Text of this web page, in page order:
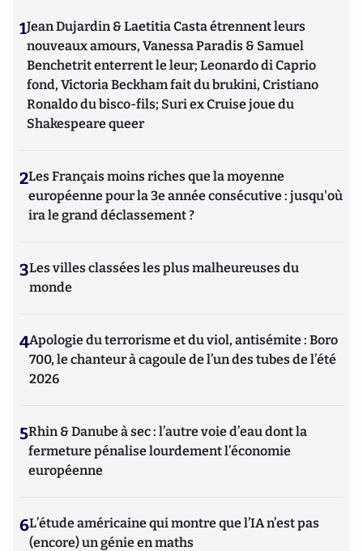
1Jean Dujardin & Laetitia Casta étrennent leurs
nouveaux amours, Vanessa Paradis & Samuel
Benchetrit enterrent le leur; Leonardo di Caprio
fond, Victoria Beckham fait du brukini, Cristiano
Ronaldo du bisco-fils; Suri ex Cruise joue du
Shakespeare queer
2Les Français moins riches que la moyenne
européenne pour la 3e année consécutive : jusqu'où
ira le grand déclassement ?
3Les villes classées les plus malheureuses du
monde
4Apologie du terrorisme et du viol, antisémite : Boro
700, le chanteur à cagoule de l’un des tubes de l’été
2026
5Rhin & Danube à sec : l’autre voie d’eau dont la
fermeture pénalise lourdement l’économie
européenne
6L’étude américaine qui montre que l’IA n’est pas
(encore) un génie en maths